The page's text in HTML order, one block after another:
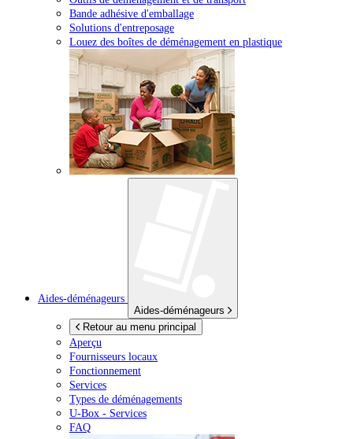
Bande adhésive d'emballage
Solutions d'entreposage
Louez des boîtes de déménagement en plastique
Aides-déménageurs
Aides-déménageurs
Retour au menu principal
Aperçu
Fournisseurs locaux
Fonctionnement
Services
Types de déménagements
U-Box - Services
FAQ